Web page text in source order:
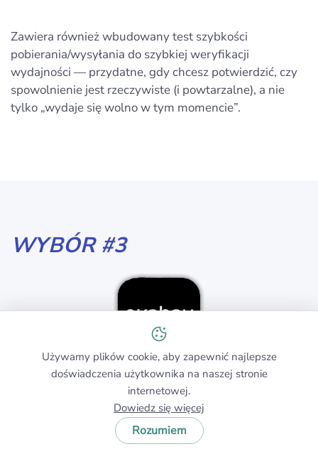
Zawiera również wbudowany test szybkości
pobierania/wysyłania do szybkiej weryfikacji
wydajności — przydatne, gdy chcesz potwierdzić, czy
spowolnienie jest rzeczywiste (i powtarzalne), a nie
tylko „wydaje się wolno w tym momencie”.
WYBÓR #3
Ekahau AI Pro
Dostępne dla Windows 10/11 (64-bit) oraz macOS 11
Używamy plików cookie, aby zapewnić najlepsze
doświadczenia użytkownika na naszej stronie
internetowej.
Dowiedz się więcej
Rozumiem